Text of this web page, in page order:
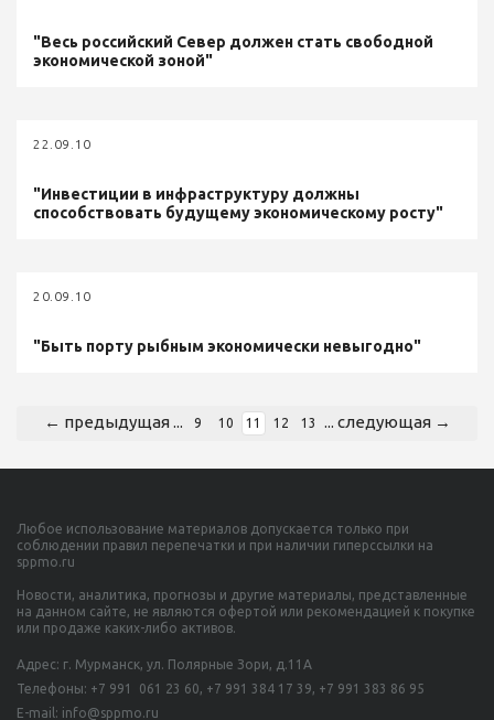
"Весь российский Север должен стать свободной
экономической зоной"
22.09.10
"Инвестиции в инфраструктуру должны
способствовать будущему экономическому росту"
20.09.10
"Быть порту рыбным экономически невыгодно"
← предыдущая ... 9 10 11 12 13 ... следующая →
Любое использование материалов допускается только при
соблюдении правил перепечатки и при наличии гиперссылки на
sppmo.ru
Новости, аналитика, прогнозы и другие материалы, представленные
на данном сайте, не являются офертой или рекомендацией к покупке
или продаже каких-либо активов.
Адрес: г. Мурманск, ул. Полярные Зори, д.11А
Телефоны: +7 991 061 23 60, +7 991 384 17 39, +7 991 383 86 95
E-mail: info@sppmo.ru